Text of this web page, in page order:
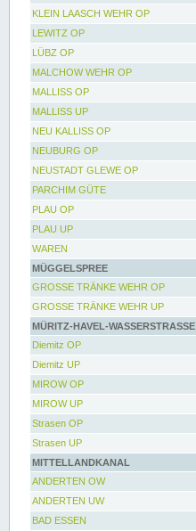
KLEIN LAASCH WEHR OP
LEWITZ OP
LÜBZ OP
MALCHOW WEHR OP
MALLISS OP
MALLISS UP
NEU KALLISS OP
NEUBURG OP
NEUSTADT GLEWE OP
PARCHIM GÜTE
PLAU OP
PLAU UP
WAREN
MÜGGELSPREE
GROSSE TRÄNKE WEHR OP
GROSSE TRÄNKE WEHR UP
MÜRITZ-HAVEL-WASSERSTRASSE
Diemitz OP
Diemitz UP
MIROW OP
MIROW UP
Strasen OP
Strasen UP
MITTELLANDKANAL
ANDERTEN OW
ANDERTEN UW
BAD ESSEN